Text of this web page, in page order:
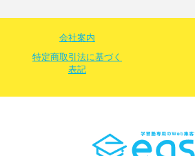
会社案内
特定商取引法に基づく
表記